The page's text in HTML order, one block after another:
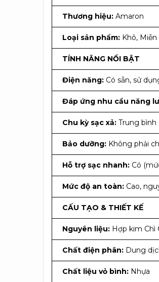
Thương hiệu: Amaron
Loại sản phẩm: Khô,
TÍNH NĂNG NỔI BẬT
Điện năng: Có sẵn, sử
Đáp ứng nhu cầu năng
Chu kỳ sạc xả: Trung bình
Bảo dưỡng: Không phải
Hỗ trợ sạc nhanh: Có
Mức độ an toàn: Cao,
CẤU TẠO & THIẾT KẾ
Nguyên liệu: Hợp kim Chì
Chất điện phân: Dung
Chất liệu vỏ bình: Nhựa